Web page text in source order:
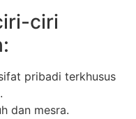
ciri
pribadi terkhusus
dan mesra.